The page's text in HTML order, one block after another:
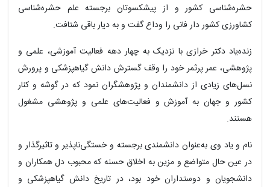
حشره‌شناسی کشور و از پیشکسوتان برجسته علم حشره‌شناسی
کشاورزی کشور دار فانی را وداع گفت و به دیار باقی شتافت.
زنده‌یاد دکتر خرازی با نزدیک به چهار دهه فعالیت آموزشی، علمی و
پژوهشی، عمر پرثمر خود را وقف گسترش دانش گیاهپزشکی و پرورش
نسل‌های زیادی از دانشمندان و پژوهشگران نمود که در گوشه و کنار
کشور و جهان به آموزش و فعالیت‌های علمی و پژوهشی مشغول
هستند.
نام و یاد وی به‌عنوان دانشمندی برجسته و خستگی‌ناپذیر و تاثیرگذار و
در عین حال متواضع و مزین به اخلاق حسنه که محبوب دل همکاران و
دانشجویان و دوستداران خود بود، در تاریخ دانش گیاهپزشکی و